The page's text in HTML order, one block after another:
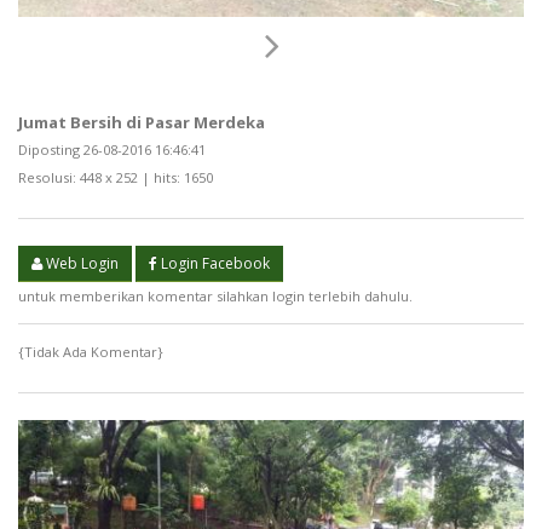
Jumat Bersih di Pasar Merdeka
Diposting 26-08-2016 16:46:41
Resolusi: 448 x 252 | hits: 1650
Web Login Login Facebook
untuk memberikan komentar silahkan login terlebih dahulu.
{Tidak Ada Komentar}